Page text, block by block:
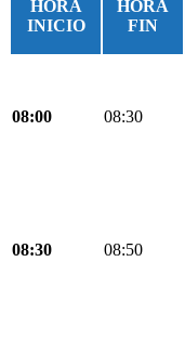
HORA
INICIO
HORA
FIN
08:00 08:30
08:30 08:50